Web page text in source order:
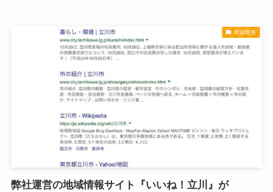
実績報告
弊社運営の地域情報サイト『いいね！立川』が